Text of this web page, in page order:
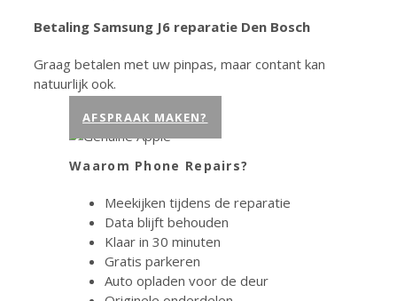
Betaling Samsung J6 reparatie Den Bosch
Graag betalen met uw pinpas, maar contant kan
natuurlijk ook.
AFSPRAAK MAKEN?
Waarom Phone Repairs?
Meekijken tijdens de reparatie
Data blijft behouden
Klaar in 30 minuten
Gratis parkeren
Auto opladen voor de deur